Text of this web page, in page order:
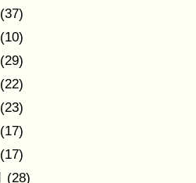
(37)
(10)
(29)
(22)
(23)
(17)
(17)
(28)